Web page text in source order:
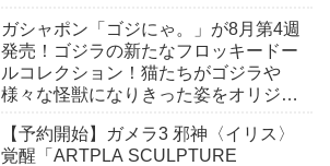
ガシャポン「ゴジにゃ。」が8月第4週
発売！ゴジラの新たなフロッキードー
ルコレクション！猫たちがゴジラや
様々な怪獣になりきった姿をオリジナ
【予約開始】ガメラ3 邪神〈イリス〉
覚醒「ARTPLA SCULPTURE